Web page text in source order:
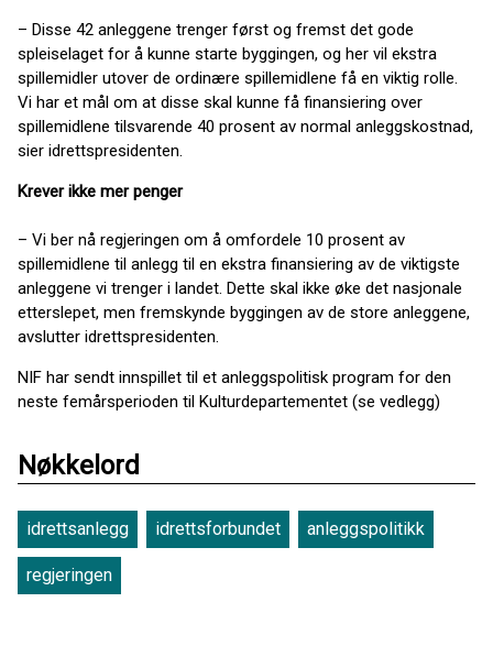
– Disse 42 anleggene trenger først og fremst det gode
spleiselaget for å kunne starte byggingen, og her vil ekstra
spillemidler utover de ordinære spillemidlene få en viktig rolle.
Vi har et mål om at disse skal kunne få finansiering over
spillemidlene tilsvarende 40 prosent av normal anleggskostnad,
sier idrettspresidenten.
Krever ikke mer penger
– Vi ber nå regjeringen om å omfordele 10 prosent av
spillemidlene til anlegg til en ekstra finansiering av de viktigste
anleggene vi trenger i landet. Dette skal ikke øke det nasjonale
etterslepet, men fremskynde byggingen av de store anleggene,
avslutter idrettspresidenten.
NIF har sendt innspillet til et anleggspolitisk program for den
neste femårsperioden til Kulturdepartementet (se vedlegg)
Nøkkelord
idrettsanlegg idrettsforbundet anleggspolitikk
regjeringen